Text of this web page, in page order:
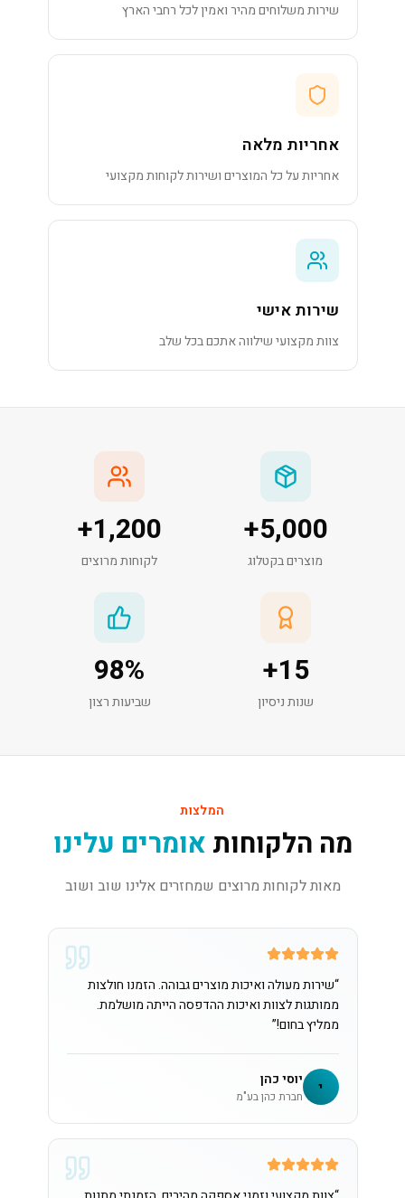
שירות משלוחים מהיר ואמין לכל רחבי הארץ
אחריות מלאה
אחריות על כל המוצרים ושירות לקוחות מקצועי
שירות אישי
צוות מקצועי שילווה אתכם בכל שלב
5,000
+
מוצרים בקטלוג
1,200
+
לקוחות מרוצים
15
+
שנות ניסיון
98%
שביעות רצון
המלצות
מה הלקוחות אומרים עלינו
מאות לקוחות מרוצים שמחזרים אלינו שוב ושוב
“שירות מעולה ואיכות מוצרים גבוהה. הזמנו חולצות
ממותגות לצוות ואיכות ההדפסה הייתה מושלמת.
ממליץ בחום!”
י יוסי כהן
חברת כהן בע"מ